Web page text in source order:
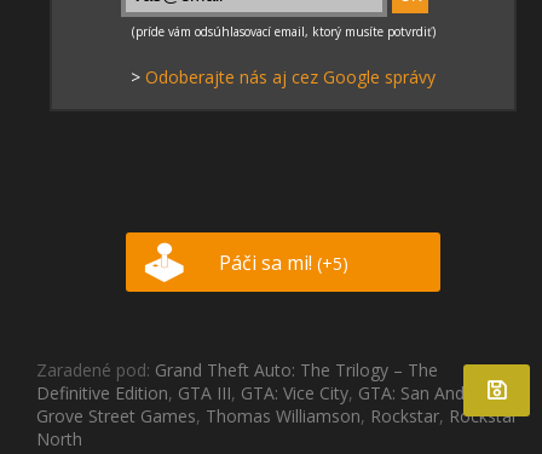
> Odoberajte nás aj cez Google správy
Páči sa mi! (+5)
Zaradené pod: Grand Theft Auto: The Trilogy – The
Definitive Edition, GTA III, GTA: Vice City, GTA: San Andreas,
Grove Street Games, Thomas Williamson, Rockstar, Rockstar
North